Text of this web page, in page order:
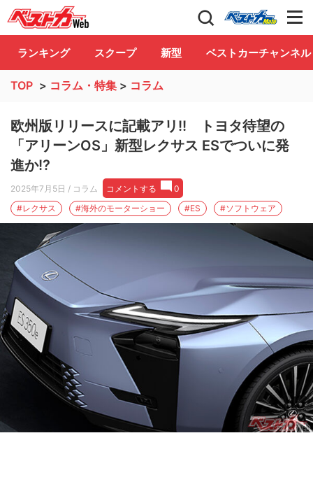
自動車情報誌「ベストカー」 Club
ランキング スクープ 新型 ベストカーチャンネル
TOP > コラム・特集 > コラム
欧州版リリースに記載アリ!! トヨタ待望の
「アリーンOS」新型レクサス ESでついに発
進か!?
2025年7月5日 / コラム コメントする
0
#レクサス
#海外のモーターショー #ES #ソフトウェア